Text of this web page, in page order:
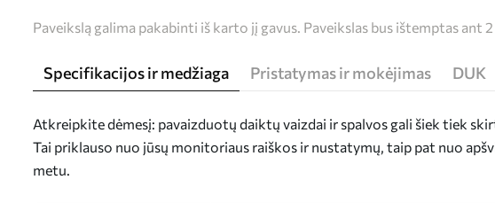
Paveikslą galima pakabinti iš karto jį gavus. Paveikslas bus ištemptas ant
Specifikacijos ir medžiaga Pristatymas ir mokėjimas DUK
Atkreipkite dėmesį: pavaizduotų daiktų vaizdai ir spalvos gali šiek tiek
Tai priklauso nuo jūsų monitoriaus raiškos ir nustatymų, taip pat nuo
metu.